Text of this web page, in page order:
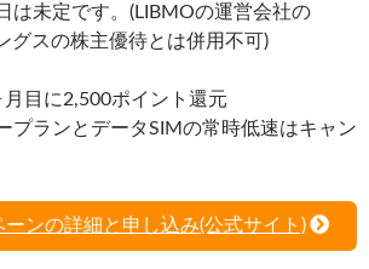
は未定です。(LIBMOの運営会社の
グスの株主優待とは併用不可)
目に2,500ポイント還元
プランとデータSIMの常時低速はキャン
ーンの詳細と申し込み(公式サイト)